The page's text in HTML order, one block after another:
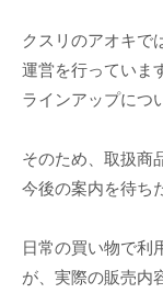
クスリのアオキで
運営を行っていま
ラインアップにつ
そのため、取扱商
今後の案内を待ち
日常の買い物で利
が、実際の販売内